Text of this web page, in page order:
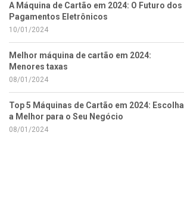
A Máquina de Cartão em 2024: O Futuro dos
Pagamentos Eletrônicos
10/01/2024
Melhor máquina de cartão em 2024:
Menores taxas
08/01/2024
Top 5 Máquinas de Cartão em 2024: Escolha
a Melhor para o Seu Negócio
08/01/2024